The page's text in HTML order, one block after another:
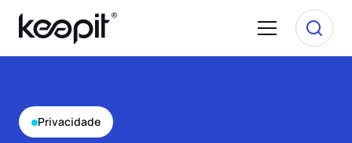
Privacidade